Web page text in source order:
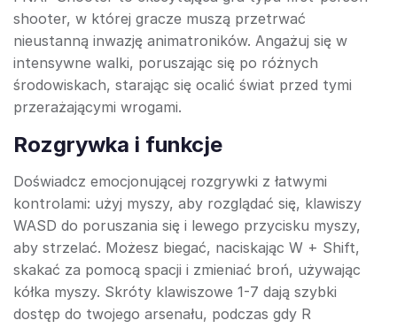
shooter, w której gracze muszą przetrwać
nieustanną inwazję animatroników. Angażuj się w
intensywne walki, poruszając się po różnych
środowiskach, starając się ocalić świat przed tymi
przerażającymi wrogami.
Rozgrywka i funkcje
Doświadcz emocjonującej rozgrywki z łatwymi
kontrolami: użyj myszy, aby rozglądać się, klawiszy
WASD do poruszania się i lewego przycisku myszy,
aby strzelać. Możesz biegać, naciskając W + Shift,
skakać za pomocą spacji i zmieniać broń, używając
kółka myszy. Skróty klawiszowe 1-7 dają szybki
dostęp do twojego arsenału, podczas gdy R